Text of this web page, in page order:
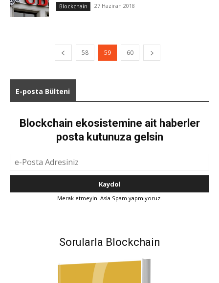
Blockchain 27 Haziran 2018
58 59 60
E-posta Bülteni
Blockchain ekosistemine ait haberler
posta kutunuza gelsin
Merak etmeyin. Asla Spam yapmıyoruz.
Sorularla Blockchain